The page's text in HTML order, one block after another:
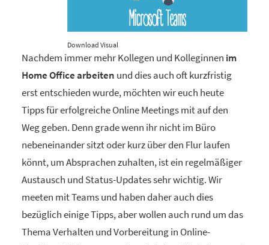
Download Visual
Nachdem immer mehr Kollegen und Kolleginnen im
Home Office arbeiten und dies auch oft kurzfristig
erst entschieden wurde, möchten wir euch heute
Tipps für erfolgreiche Online Meetings mit auf den
Weg geben. Denn grade wenn ihr nicht im Büro
nebeneinander sitzt oder kurz über den Flur laufen
könnt, um Absprachen zuhalten, ist ein regelmäßiger
Austausch und Status-Updates sehr wichtig. Wir
meeten mit Teams und haben daher auch dies
bezüglich einige Tipps, aber wollen auch rund um das
Thema Verhalten und Vorbereitung in Online-